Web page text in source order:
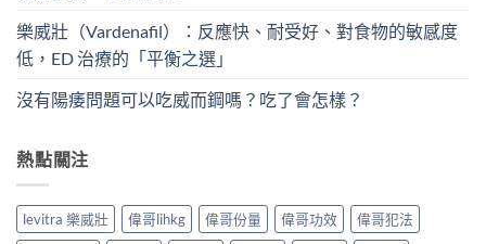
樂威壯（Vardenafil）：反應快、耐受好、對食物的敏感度
低，ED 治療的「平衡之選」
沒有陽痿問題可以吃威而鋼嗎？吃了會怎樣？
熱點關注
levitra 樂威壯 偉哥lihkg 偉哥份量 偉哥功效
偉哥犯法